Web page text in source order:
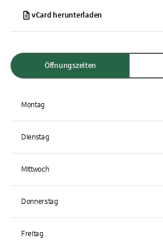
vCard herunterladen
Öffnungszeiten
Montag
Dienstag
Mittwoch
Donnerstag
Freitag